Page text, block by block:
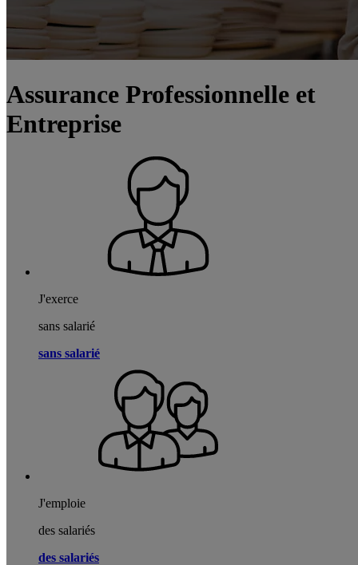
Assurance Professionnelle et
Entreprise
J'exerce
sans salarié
sans salarié
J'emploie
des salariés
des salariés